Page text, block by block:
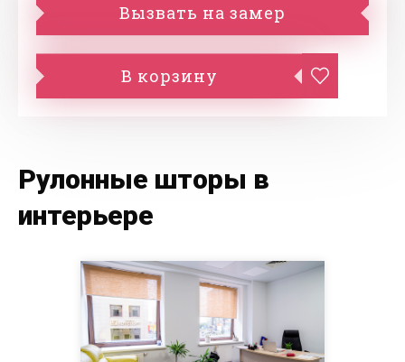
Вызвать на замер
В корзину
Рулонные шторы в
интерьере